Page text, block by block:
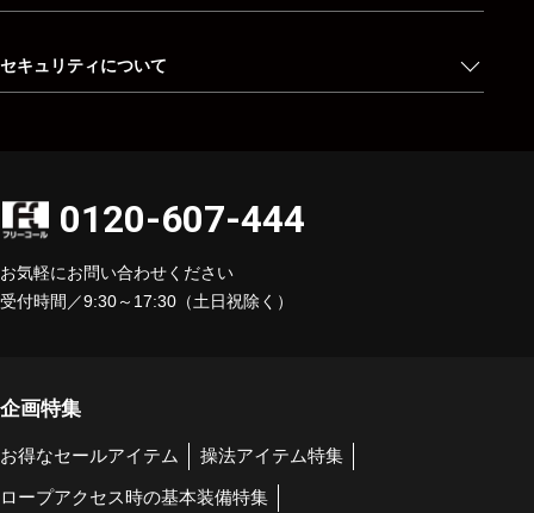
セキュリティについて
0120-607-444
お気軽にお問い合わせください
受付時間／9:30～17:30（土日祝除く）
企画特集
お得なセールアイテム 操法アイテム特集
ロープアクセス時の基本装備特集